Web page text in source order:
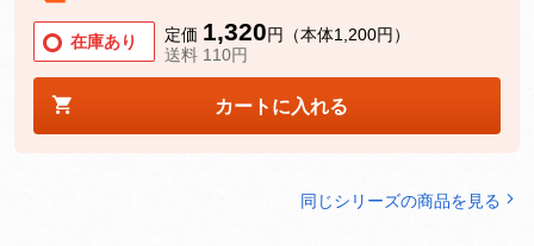
在庫あり 定価 1,320円（本体1,200円）
送料 110円
カートに入れる
同じシリーズの商品を見る